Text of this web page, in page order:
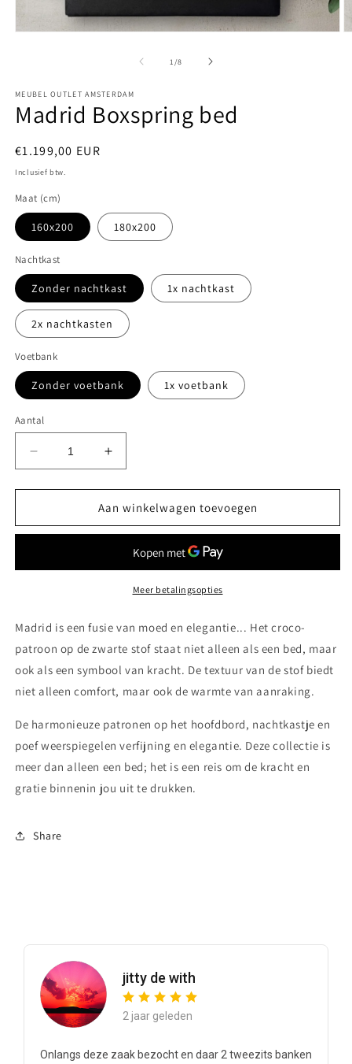
1/van
8
MEUBEL OUTLET AMSTERDAM
Madrid Boxspring bed
Normale
prijs
€1.199,00 EUR
Inclusief btw.
Maat (cm)
160x200 180x200
Nachtkast
Zonder nachtkast 1x nachtkast
2x nachtkasten
Voetbank
Zonder voetbank 1x voetbank
Aantal
Aantal
verlagen
voor
Boxspring
Aantal
verhogen
voor
Madrid
Boxspring
Aan winkelwagen toevoegen
Meer betalingsopties
Madrid is een fusie van moed en elegantie... Het croco-
patroon op de zwarte stof staat niet alleen als een bed, maar
ook als een symbool van kracht. De textuur van de stof biedt
niet alleen comfort, maar ook de warmte van aanraking.
De harmonieuze patronen op het hoofdbord, nachtkastje en
poef weerspiegelen verfijning en elegantie. Deze collectie is
meer dan alleen een bed; het is een reis om de kracht en
gratie binnenin jou uit te drukken.
Share
jitty de with
2 jaar geleden
Onlangs deze zaak bezocht en daar 2 tweezits banken